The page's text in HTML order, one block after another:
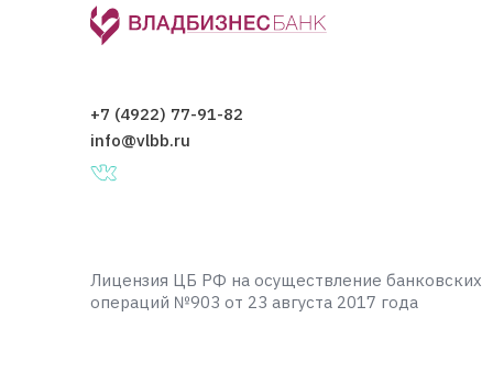
+7 (4922) 77-91-82
info@vlbb.ru
Лицензия ЦБ РФ на осуществление банковских
операций №903 от 23 августа 2017 года